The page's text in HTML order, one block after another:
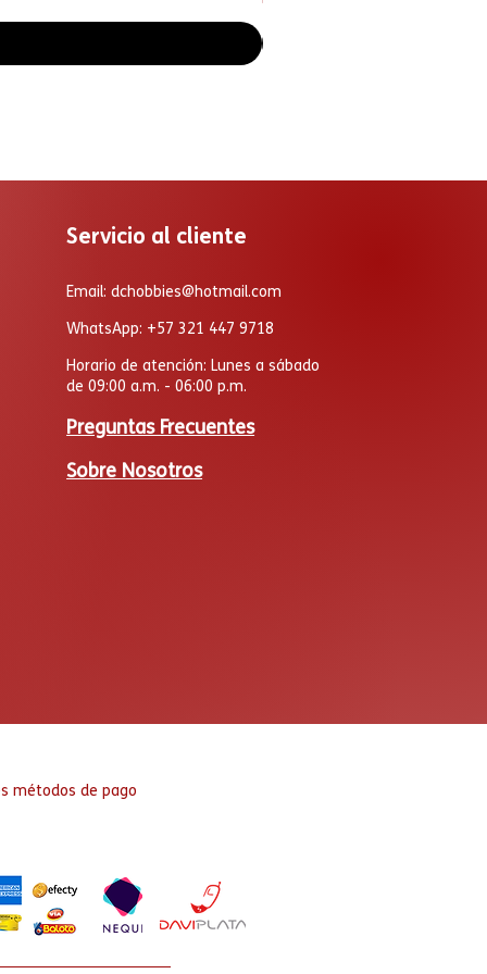
Servicio al cliente
Email:dchobbies@hotmail.com
WhatsApp: +57 321 447 9718
Horario de atención: Lunes a sábado
de 09:00 a.m. - 06:00 p.m.
Preguntas Frecuentes
Sobre Nosotros
métodos de pago